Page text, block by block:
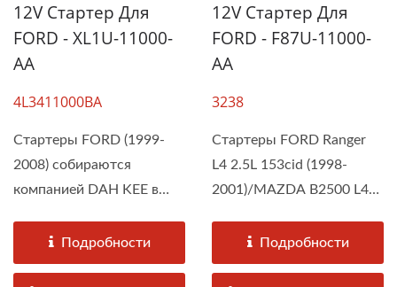
12V Стартер Для
FORD - XL1U-11000-
AA
4L3411000BA
Стартеры FORD (1999-
2008) собираются
компанией DAH KEE в
Подробности
12V Стартер Для
FORD - F87U-11000-
AA
3238
Стартеры FORD Ranger
L4 2.5L 153cid (1998-
2001)/MAZDA B2500 L4
собираются...Подробности